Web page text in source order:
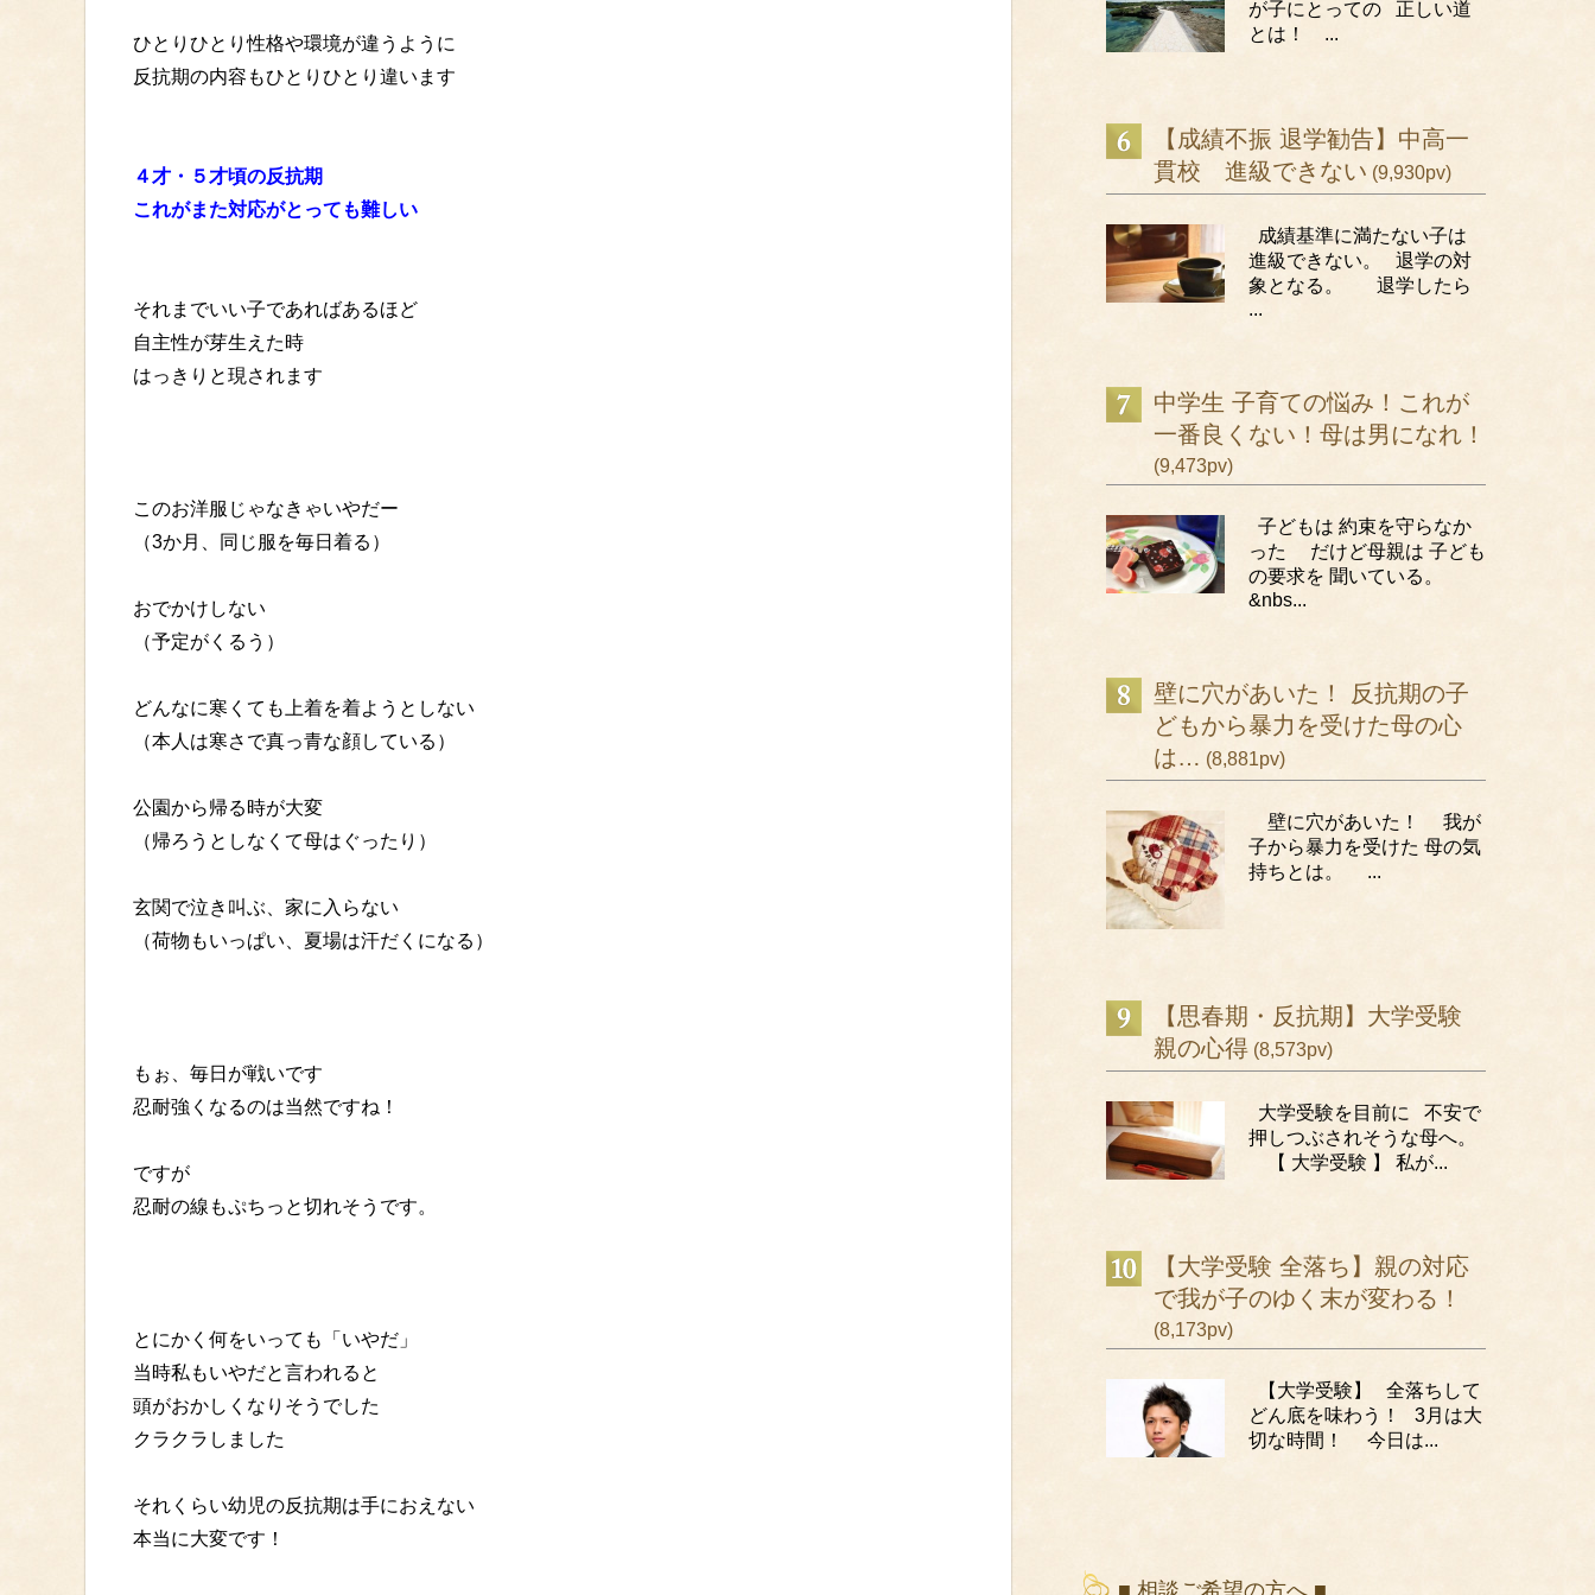
ひとりひとり性格や環境が違うように
反抗期の内容もひとりひとり違います
４才・５才頃の反抗期
これがまた対応がとっても難しい
それまでいい子であればあるほど
自主性が芽生えた時
はっきりと現されます
このお洋服じゃなきゃいやだー
（3か月、同じ服を毎日着る）
おでかけしない
（予定がくるう）
どんなに寒くても上着を着ようとしない
（本人は寒さで真っ青な顔している）
公園から帰る時が大変
（帰ろうとしなくて母はぐったり）
玄関で泣き叫ぶ、家に入らない
（荷物もいっぱい、夏場は汗だくになる）
もぉ、毎日が戦いです
忍耐強くなるのは当然ですね！
ですが
忍耐の線もぷちっと切れそうです。
とにかく何をいっても「いやだ」
当時私もいやだと言われると
頭がおかしくなりそうでした
クラクラしました
それくらい幼児の反抗期は手におえない
本当に大変です！
が子にとっての 正しい道
とは！ ...
【成績不振 退学勧告】中高一
貫校 進級できない (9,930pv)
成績基準に満たない子は
進級できない。 退学の対
象となる。 退学したら
...
中学生 子育ての悩み！これが
一番良くない！母は男になれ！
(9,473pv)
子どもは 約束を守らなか
った だけど母親は 子ども
の要求を 聞いている。
&nbs...
壁に穴があいた！ 反抗期の子
どもから暴力を受けた母の心
は… (8,881pv)
壁に穴があいた！ 我が
子から暴力を受けた 母の気
持ちとは。 ...
【思春期・反抗期】大学受験
親の心得 (8,573pv)
大学受験を目前に 不安で
押しつぶされそうな母へ。
【 大学受験 】 私が...
【大学受験 全落ち】親の対応
で我が子のゆく末が変わる！
(8,173pv)
【大学受験】 全落ちして
どん底を味わう！ 3月は大
切な時間！ 今日は...